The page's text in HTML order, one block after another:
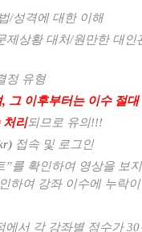
/성격에 대한 이해​
제상황 대처/원만한 대인
정 유형
, 그 이후부터는 이수 절대
처리되므로 유의!!!
접속 및 로그인
”를 확인하여 영상을 보
하여 강좌 이수에 누락
에서 각 강좌별 점수가30